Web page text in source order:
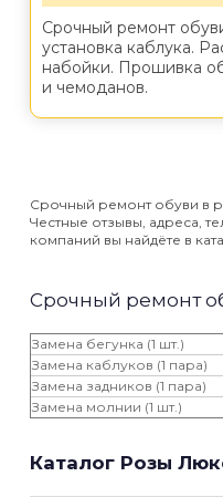
Срочный ремонт
установка каблука.
набойки. Прошивка
и чемоданов.
Срочный ремонт обуви в
Честные отзывы, адреса,
компаний вы найдёте в
Срочный ремонт
Замена бегунка (1 шт.)
Замена каблуков (1 пара)
Замена задников (1 пара)
Замена молнии (1 шт.)
Каталог Розы